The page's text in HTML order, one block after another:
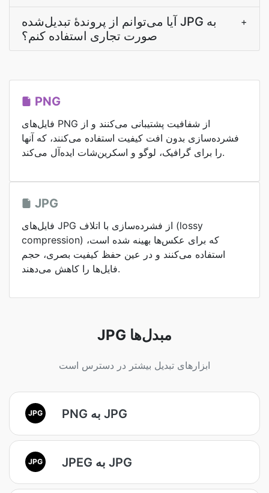
آیا می‌توانم از پروندۀ تبدیل‌شده JPG به
صورت تجاری استفاده کنم؟
+
PNG
فایل‌های PNG از شفافیت پشتیبانی می‌کنند و از
فشرده‌سازی بدون افت کیفیت استفاده می‌کنند، که آنها
را برای گرافیک، لوگو و اسکرین‌شات ایده‌آل می‌کند.
JPG
فایل‌های JPG از فشرده‌سازی با اتلاف (lossy
compression) که برای عکس‌ها بهینه شده است،
استفاده می‌کنند و در عین حفظ کیفیت بصری، حجم
فایل‌ها را کاهش می‌دهند.
JPG مبدل‌ها
ابزارهای تبدیل بیشتر در دسترس است
JPG PNG به JPG
JPG JPEG به JPG